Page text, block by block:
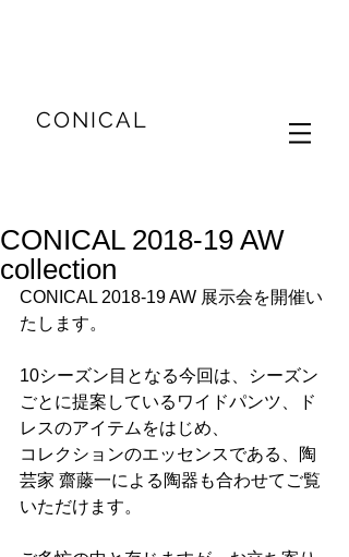
CONICAL
CONICAL 2018-19 AW
collection
CONICAL 2018-19 AW 展示会を開催い
たします。
10シーズン目となる今回は、シーズン
ごとに提案しているワイドパンツ、ド
レスのアイテムをはじめ、
コレクションのエッセンスである、陶
芸家 齋藤一による陶器も合わせてご覧
いただけます。